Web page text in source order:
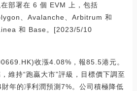
部署在 6 個 EVM 上，包括
、Avalanche、Arbitrum 和
和 Base。[2023/5/10
收漲4.08%，報85.5港元。
維持“跑贏大市”評級，目標價下調至
年的凈利潤預測7%。公司積極降低